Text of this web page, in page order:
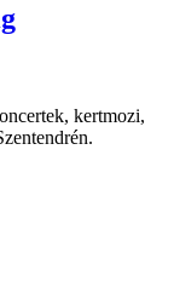
kertmozi,